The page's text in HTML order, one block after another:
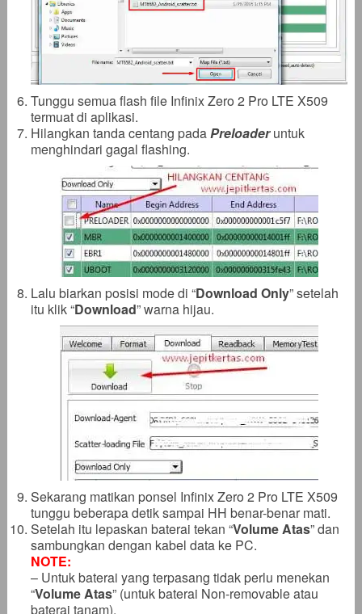
Tunggu semua flash file Infinix Zero 2 Pro LTE X509
termuat di aplikasi.
Hilangkan tanda centang padaPreloader untuk
menghindari gagal flashing.
Lalu biarkan posisi mode di “Download Only” setelah
itu klik “Download” warna hijau.
Sekarang matikan ponsel Infinix Zero 2 Pro LTE X509
tunggu beberapa detik sampai HH benar-benar mati.
Setelah itu lepaskan baterai tekan “Volume Atas” dan
sambungkan dengan kabel data ke PC.
NOTE:
– Untuk baterai yang terpasang tidak perlu menekan
“Volume Atas” (untuk baterai Non-removable atau
baterai tanam).